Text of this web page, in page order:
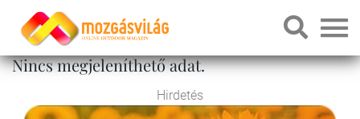
Nincs megjeleníthető adat.
Hirdetés